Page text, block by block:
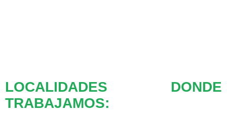
LOCALIDADES DONDE
TRABAJAMOS: